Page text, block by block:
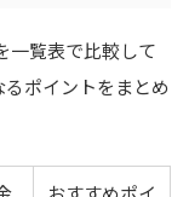
一覧表で比較して
ポイントをまとめ